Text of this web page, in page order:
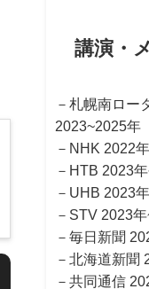
講演・
－札幌南ロー
2023~2025年
－NHK 2022
－HTB 2023
－UHB 2023年
－STV 2023
－毎日新聞
－北海道新聞
－共同通信